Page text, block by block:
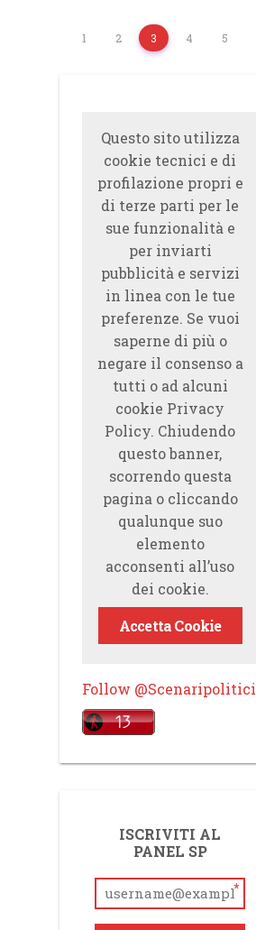
1 2 3 4 5
Questo sito utilizza
cookie tecnici e di
profilazione propri e
di terze parti per le
sue funzionalità e
per inviarti
pubblicità e servizi
in linea con le tue
preferenze. Se vuoi
saperne di più o
negare il consenso a
tutti o ad alcuni
cookie Privacy
Policy. Chiudendo
questo banner,
scorrendo questa
pagina o cliccando
qualunque suo
elemento
acconsenti all’uso
dei cookie.
Accetta Cookie
Follow @Scenaripolitici
ISCRIVITI AL
PANEL SP
*